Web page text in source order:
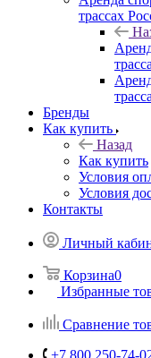
трассах
Бренды
Как купить
Назад
Как купить
Условия
Условия
Контакты
Личный
Корзина0
Избранные
Сравнение
+7 800 250-74-